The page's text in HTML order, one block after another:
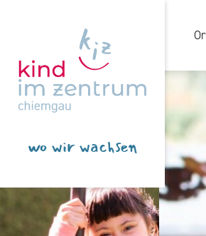
wo wir wachsen